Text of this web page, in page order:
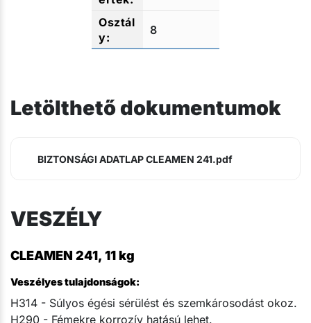
8
Letölthető dokumentumok
BIZTONSÁGI ADATLAP CLEAMEN 241.pdf
VESZÉLY
CLEAMEN 241, 11 kg
Veszélyes tulajdonságok:
H314 - Súlyos égési sérülést és szemkárosodást okoz.
H290 - Fémekre korrozív hatású lehet.